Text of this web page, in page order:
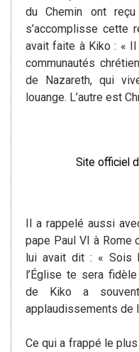
du Chemin ont
s’accomplisse cette
avait faite à Kiko : «
communautés
de Nazareth, qui
louange. L’autre est
Site officiel
Il a rappelé aussi
pape Paul VI à Rome
lui avait dit : « Sois
l’Église te sera
de Kiko a
applaudissements de
Ce qui a frappé le